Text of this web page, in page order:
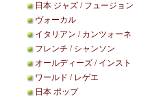
日本 ジャズ / フュージョン
ヴォーカル
イタリアン / カンツォーネ
フレンチ / シャンソン
オールディーズ / インスト
ワールド / レゲエ
日本 ポップ